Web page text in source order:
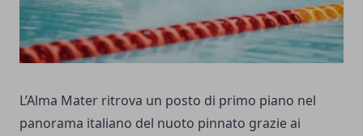
L’Alma Mater ritrova un posto di primo piano nel
panorama italiano del nuoto pinnato grazie ai